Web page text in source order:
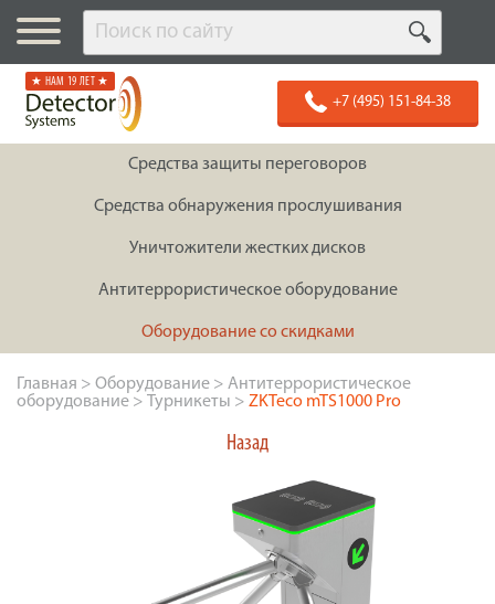
★ НАМ 19 ЛЕТ ★
+7 (495) 151-84-38
Средства защиты переговоров
Средства обнаружения прослушивания
Уничтожители жестких дисков
Антитеррористическое оборудование
Оборудование со скидками
Главная > Оборудование > Антитеррористическое
оборудование > Турникеты > ZKTeco mTS1000 Pro
Назад